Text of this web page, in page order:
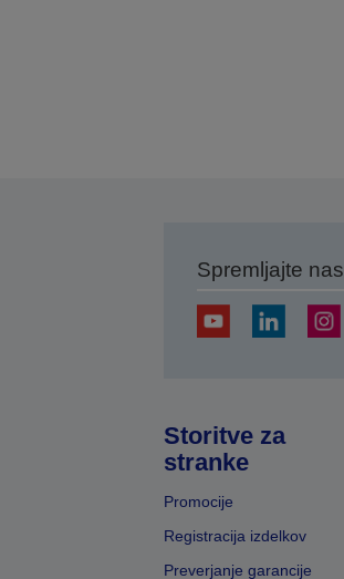
Spremljajte nas
Storitve za
stranke
Promocije
Registracija izdelkov
Preverjanje garancije